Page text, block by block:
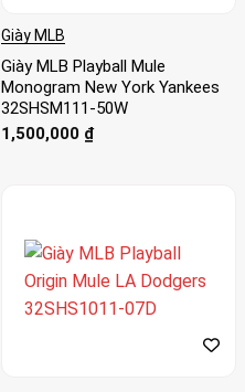
Giày MLB
Giày MLB Playball Mule
Monogram New York Yankees
32SHSM111-50W
1,500,000 ₫